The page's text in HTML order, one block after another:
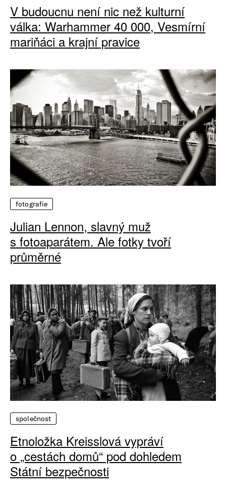
V budoucnu není nic než kulturní
válka: Warhammer 40 000, Vesmírní
mariňáci a krajní pravice
fotografie
Julian Lennon, slavný muž
s fotoaparátem. Ale fotky tvoří
průměrné
společnost
Etnoložka Kreisslová vypráví
o „cestách domů“ pod dohledem
Státní bezpečnosti